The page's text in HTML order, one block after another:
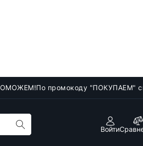
По промокоду "ПОКУПАЕМ"
Войти